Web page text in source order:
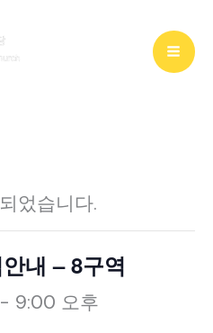
었습니다.
내 – 8구역
- 9:00 오후